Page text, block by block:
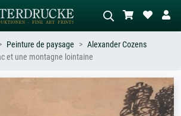
Décrivez la scène – ex. prairie verte,
abstrait avec beaucoup de rouge,
tableau sombre, nu debout près d'un
Peinture de paysage
Alexander Cozens
et une montagne lointaine